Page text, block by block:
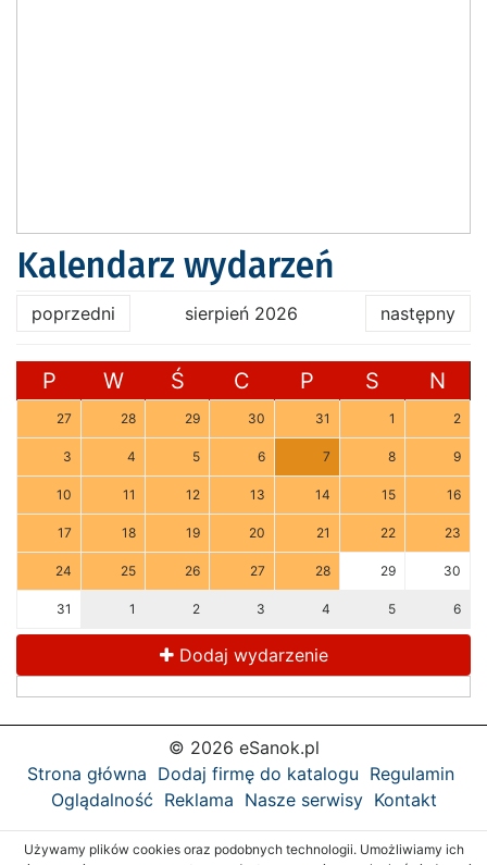
Kalendarz wydarzeń
poprzedni sierpień 2026 następny
P W Ś C P S N
27 28 29 30 31 1 2
3 4 5 6 7 8 9
10 11 12 13 14 15 16
17 18 19 20 21 22 23
24 25 26 27 28 29 30
31 1 2 3 4 5 6
Dodaj wydarzenie
© 2026 eSanok.pl
Strona główna Dodaj firmę do katalogu Regulamin
Oglądalność Reklama Nasze serwisy Kontakt
Używamy plików cookies oraz podobnych technologii. Umożliwiamy ich